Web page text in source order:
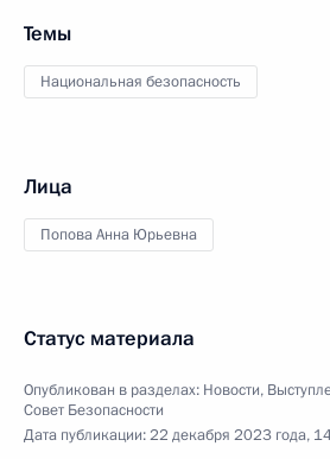
Темы
Национальная безопасность
Лица
Попова Анна Юрьевна
Статус материала
Опубликован в разделах: Новости,
Совет Безопасности
Дата публикации:22 декабря 2023 года,